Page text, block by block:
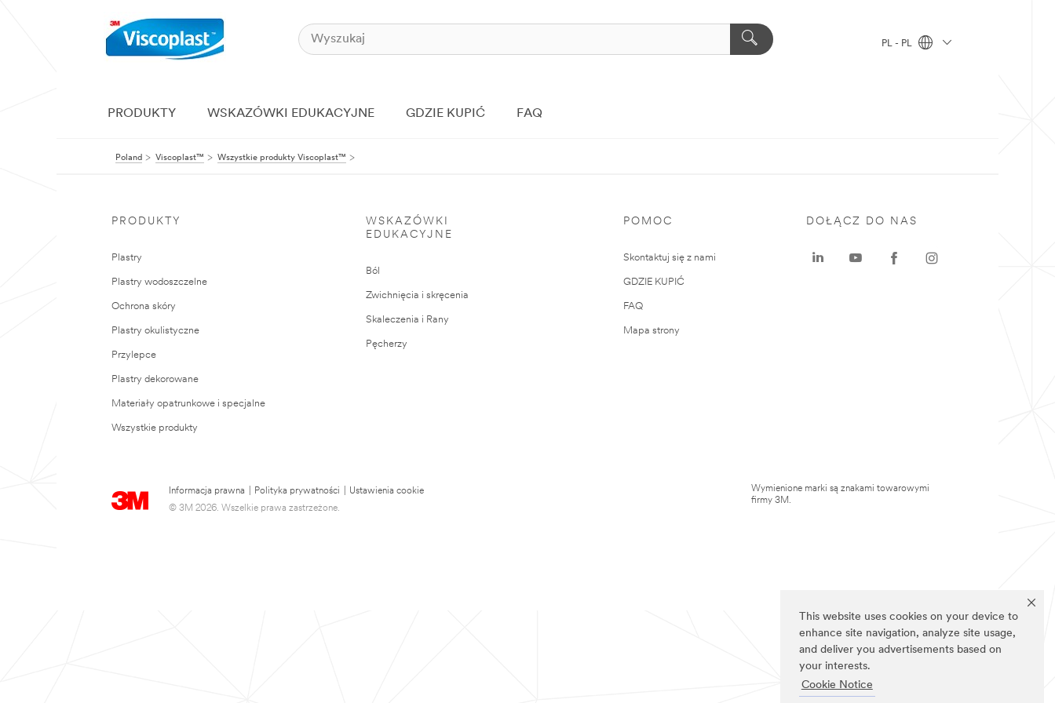
This website uses cookies on your device to
enhance site navigation, analyze site usage,
and deliver you advertisements based on
your interests.
Cookie Notice
PL - PL
PRODUKTY WSKAZÓWKI EDUKACYJNE GDZIE KUPIĆ FAQ
Poland Viscoplast™ Wszystkie produkty Viscoplast™
PRODUKTY
Plastry
Plastry wodoszczelne
Ochrona skóry
Plastry okulistyczne
Przylepce
Plastry dekorowane
Materiały opatrunkowe i specjalne
Wszystkie produkty
WSKAZÓWKI
EDUKACYJNE
Ból
Zwichnięcia i skręcenia
Skaleczenia i Rany
Pęcherzy
POMOC
Skontaktuj się z nami
GDZIE KUPIĆ
FAQ
Mapa strony
Informacja prawna Polityka prywatności
Ustawienia cookie
© 3M 2026. Wszelkie prawa zastrzeżone.
DOŁĄCZ DO NAS
Wymienione marki są znakami towarowymi
firmy 3M.